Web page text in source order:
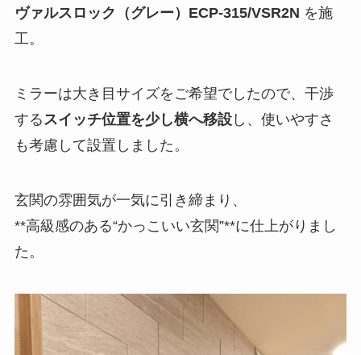
ヴァルスロック（グレー）ECP-315/VSR2N を施
工。
ミラーは大き目サイズをご希望でしたので、干渉
する スイッチ位置を少し横へ移設し、使いやすさ
も考慮して設置しました。
玄関の雰囲気が一気に引き締まり、
**高級感のある“かっこいい玄関”**に仕上がりまし
た。